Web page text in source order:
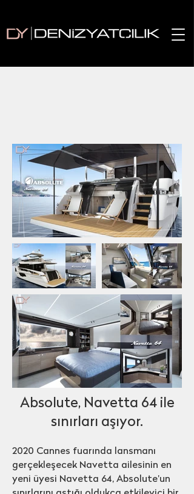
Absolute, Navetta 64 ile
sınırları aşıyor.
2020 Cannes fuarında lansmanı
gerçekleşecek Navetta ailesinin en
yeni üyesi Navetta 64, Absolute’un